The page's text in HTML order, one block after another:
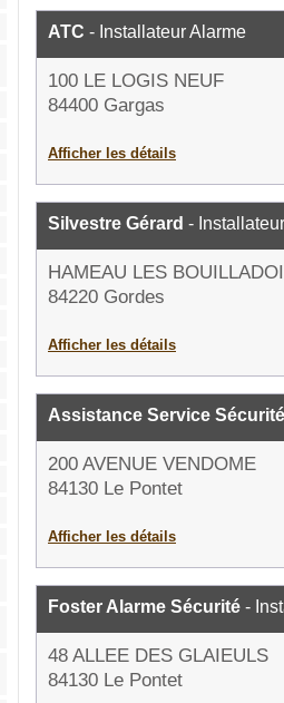
ATC - Installateur Alarme
100 LE LOGIS NEUF
84400 Gargas
Afficher les détails
Silvestre Gérard -
HAMEAU LES
84220 Gordes
Afficher les détails
Assistance Service Sécurité
200 AVENUE VENDOME
84130 Le Pontet
Afficher les détails
Foster Alarme Sécurité -
48 ALLEE DES GLAIEULS
84130 Le Pontet